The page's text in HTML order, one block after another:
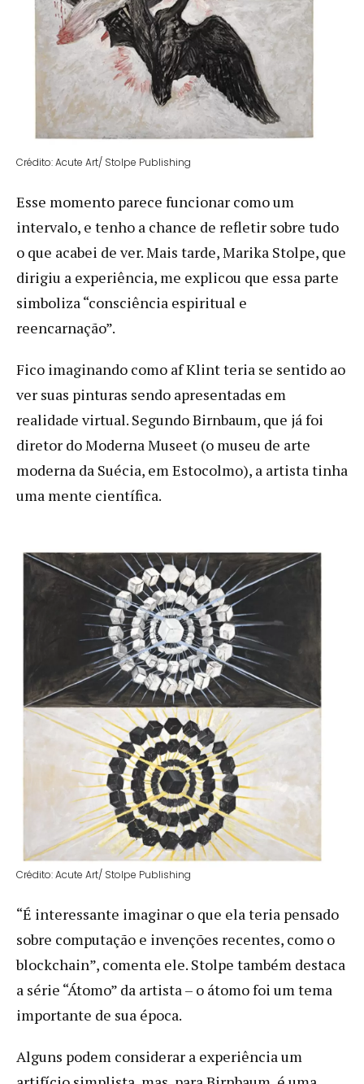
Crédito: Acute Art/ Stolpe Publishing
Esse momento parece funcionar como um
intervalo, e tenho a chance de refletir sobre tudo
o que acabei de ver. Mais tarde, Marika Stolpe, que
dirigiu a experiência, me explicou que essa parte
simboliza “consciência espiritual e
reencarnação”.
Fico imaginando como af Klint teria se sentido ao
ver suas pinturas sendo apresentadas em
realidade virtual. Segundo Birnbaum, que já foi
diretor do Moderna Museet (o museu de arte
moderna da Suécia, em Estocolmo), a artista tinha
uma mente científica.
Crédito: Acute Art/ Stolpe Publishing
“É interessante imaginar o que ela teria pensado
sobre computação e invenções recentes, como o
blockchain”, comenta ele. Stolpe também destaca
a série “Átomo” da artista – o átomo foi um tema
importante de sua época.
Alguns podem considerar a experiência um